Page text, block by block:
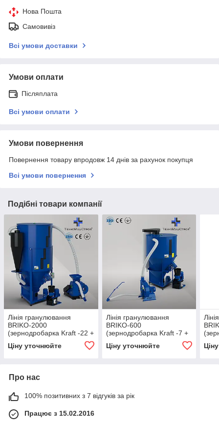
Нова Пошта
Самовивіз
Всі умови доставки
Умови оплати
Післяплата
Всі умови оплати
Умови повернення
Повернення товару впродовж 14 днів за рахунок покупця
Всі умови повернення
Подібні товари компанії
Лінія гранулювання
BRIKO-2000
(зернодробарка Kraft -22 +
кормозмішувач КС-2000 +
гранулятор ОГП - 260)
Ціну уточнюйте
Лінія гранулювання
BRIKO-600
(зернодробарка Kraft -7 +
кормозмішувач КС -600 +
гранулятор ОГП - 200)
Ціну уточнюйте
КС-
Про нас
100% позитивних з 7 відгуків за рік
Працює з 15.02.2016